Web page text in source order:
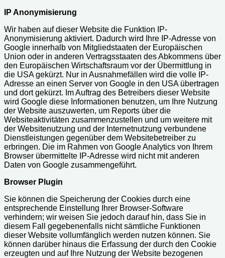
IP Anonymisierung
Wir haben auf dieser Website die Funktion IP-
Anonymisierung aktiviert. Dadurch wird Ihre IP-Adresse von
Google innerhalb von Mitgliedstaaten der Europäischen
Union oder in anderen Vertragsstaaten des Abkommens über
den Europäischen Wirtschaftsraum vor der Übermittlung in
die USA gekürzt. Nur in Ausnahmefällen wird die volle IP-
Adresse an einen Server von Google in den USA übertragen
und dort gekürzt. Im Auftrag des Betreibers dieser Website
wird Google diese Informationen benutzen, um Ihre Nutzung
der Website auszuwerten, um Reports über die
Websiteaktivitäten zusammenzustellen und um weitere mit
der Websitenutzung und der Internetnutzung verbundene
Dienstleistungen gegenüber dem Websitebetreiber zu
erbringen. Die im Rahmen von Google Analytics von Ihrem
Browser übermittelte IP-Adresse wird nicht mit anderen
Daten von Google zusammengeführt.
Browser Plugin
Sie können die Speicherung der Cookies durch eine
entsprechende Einstellung Ihrer Browser-Software
verhindern; wir weisen Sie jedoch darauf hin, dass Sie in
diesem Fall gegebenenfalls nicht sämtliche Funktionen
dieser Website vollumfänglich werden nutzen können. Sie
können darüber hinaus die Erfassung der durch den Cookie
erzeugten und auf Ihre Nutzung der Website bezogenen